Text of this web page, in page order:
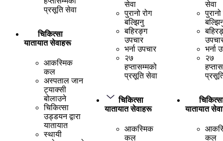
प्रसूति सेवा
चिकित्सा
यातायात सेवाहरू
आकस्मिक
कल
अस्पताल जान
ट्याक्सी
बोलाउने
चिकित्सा
उड्डयन द्वारा
यातायात
स्थायी
सेवा
पुरानो रोग
बल्झिनु
बहिरङ्ग
उपचार
भर्ना उपचार
२७
हप्तासम्मको
प्रसूति सेवा
चिकित्सा
यातायात सेवाहरू
आकस्मिक
कल
सेवा
पुरानो
भर्ना
२७
यातायात
कल